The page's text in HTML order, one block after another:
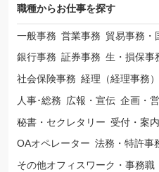
職種からお仕事を探す
一般事務 営業事務 貿易事務・
銀行事務 証券事務 生・損保事
社会保険事務 経理（経理事務
人事･総務 広報・宣伝 企画・
秘書・セクレタリー 受付・案内
OAオペレーター 法務・特許事
その他オフィスワーク・事務職